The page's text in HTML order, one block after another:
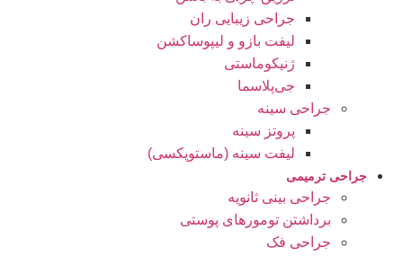
جراحی زیبایی ران
لیفت بازو و لیپوساکشن
ژنیکوماستی
جی‌پلاسما
جراحی سینه
پروتز سینه
لیفت سینه (ماستوپکسی)
جراحی ترمیمی
جراحی بینی ثانویه
برداشتن تومورهای پوستی
جراحی فک